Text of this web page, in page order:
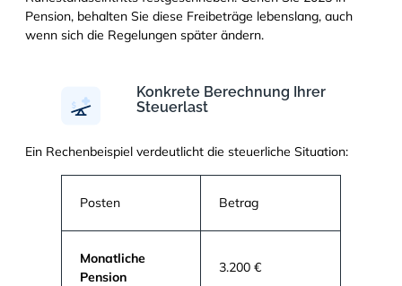
Pension, behalten Sie diese Freibeträge lebenslang, auch
wenn sich die Regelungen später ändern.
Konkrete Berechnung Ihrer
Steuerlast
Ein Rechenbeispiel verdeutlicht die steuerliche Situation:
Posten Betrag
Monatliche
Pension
3.200 €